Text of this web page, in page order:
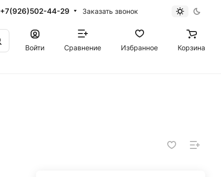
+7(926)502-44-29 Заказать звонок
Войти
Сравнение Избранное Корзина